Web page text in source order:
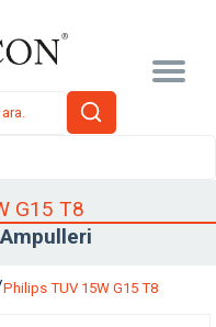
G15 T8
Philips TUV 15W G15 T8